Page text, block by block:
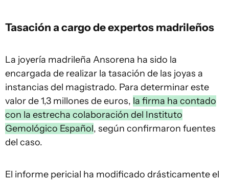
Tasación a cargo de expertos madrileños
La joyería madrileña Ansorena ha sido la
encargada de realizar la tasación de las joyas a
instancias del magistrado. Para determinar este
valor de 1,3 millones de euros, la firma ha contado
con la estrecha colaboración del Instituto
Gemológico Español, según confirmaron fuentes
del caso.
El informe pericial ha modificado drásticamente el